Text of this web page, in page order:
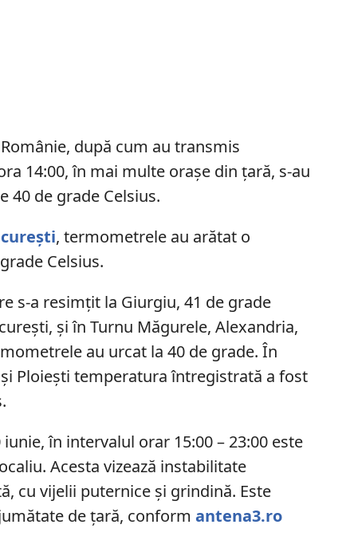
după cum au transmis
14:00, în mai multe orașe din țară, s-au
de grade Celsius.
, termometrele au arătat o
Celsius.
s-a resimțit la Giurgiu, 41 de grade
și în Turnu Măgurele, Alexandria,
au urcat la 40 de grade. În
Ploieşti temperatura întregistrată a fost
în intervalul orar 15:00 – 23:00 este
Acesta vizează instabilitate
cu vijelii puternice şi grindină. Este
de țară, conformantena3.ro